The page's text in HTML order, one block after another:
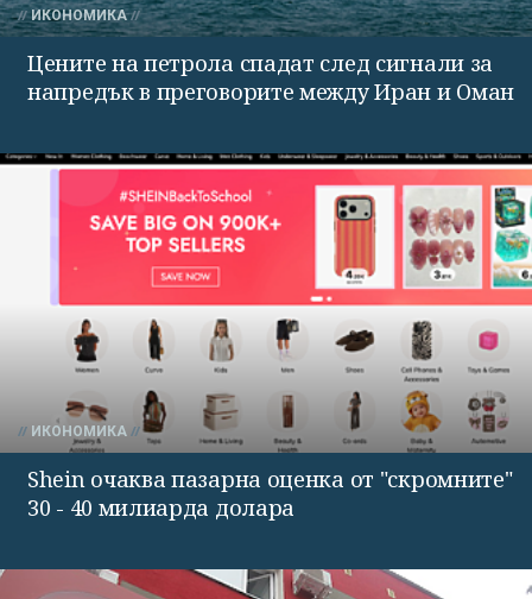
ИКОНОМИКА
Цените на петрола спадат след сигнали за
напредък в преговорите между Иран и Оман
ИКОНОМИКА
Shein очаква пазарна оценка от "скромните"
30 - 40 милиарда долара